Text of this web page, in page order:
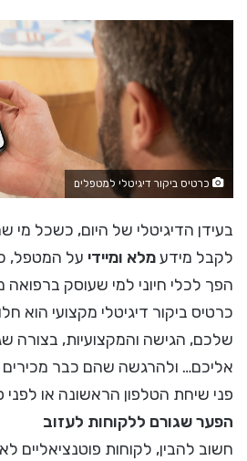
כרטיס ביקור דיגיטלי למטפלים
בעידן הדיגיטלי של היום, כשכל מי
לקבל מידעמלא ומיידי על המטפל,
הפך לכלי חיוני למי שעוסק ברפואה
כרטיס ביקור דיגיטלי מקצועי הוא
שלכם, הגישה והמקצועיות, בצורה
אליכם… ולהרגשה שהם כבר מכירים
פני שיחת הטלפון הראשונה או לפני
הפער שגורם ללקוחות לעזוב
חשוב להבין, לקוחות פוטנציאליים